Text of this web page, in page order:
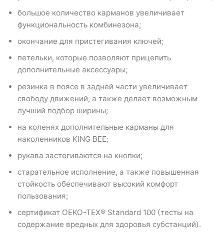
большое количество карманов увеличивает
функциональность комбинезона;
окончание для пристегивания ключей;
петельки, которые позволяют прицепить
дополнительные аксессуары;
резинка в поясе в задней части увеличивает
свободу движений, а также делает возможным
лучший подбор ширины;
на коленях дополнительные карманы для
наколенников KING BEE;
рукава застегиваются на кнопки;
старательное исполнение, а также повышенная
стойкость обеспечивают высокий комфорт
пользования;
сертификат OEKO-TEX® Standard 100 (тесты на
содержание вредных для здоровья субстанций).